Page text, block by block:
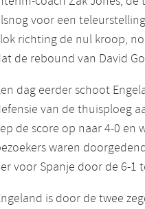
voor een
richting de nul kroop,
de rebound van David
dag eerder schoot
van de thuisploeg
de score op naar 4-0 en
waren
voor Spanje door de 6-1
is door de twee